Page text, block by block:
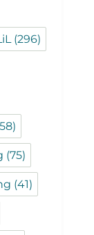
(296)
(75)
(41)